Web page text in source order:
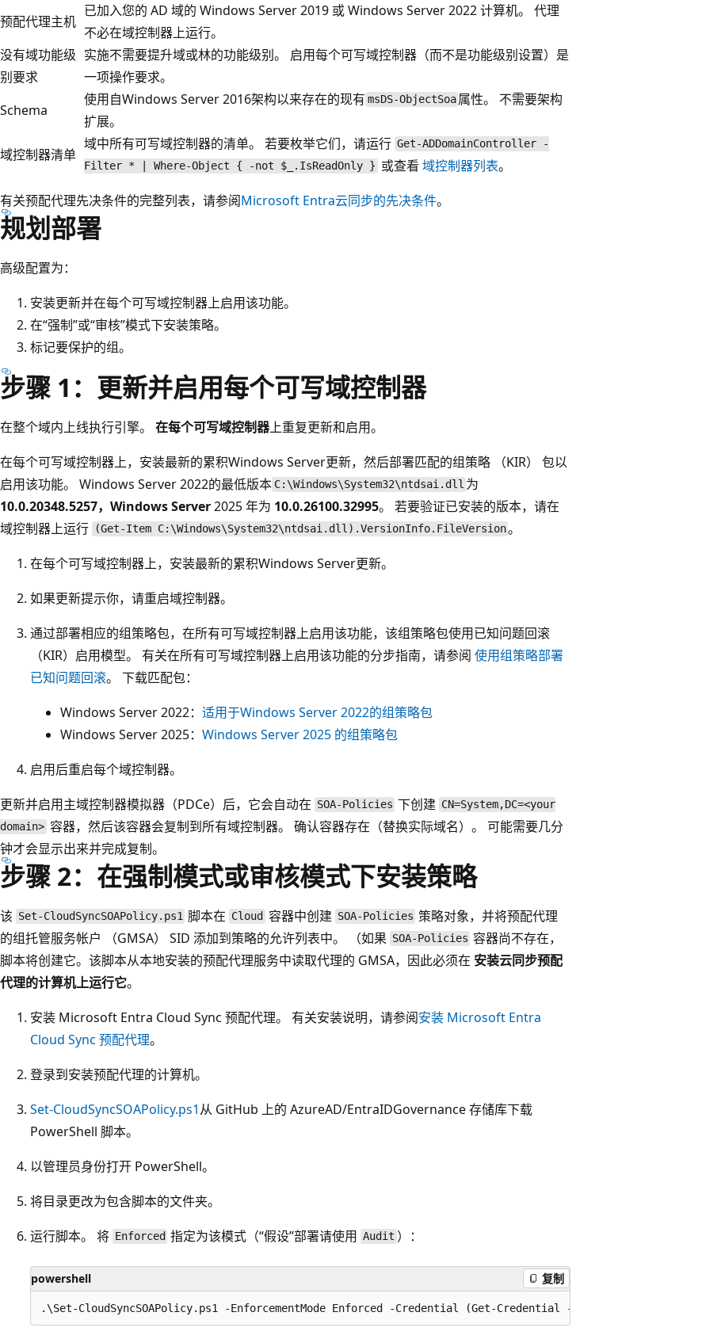
预配代理主机
已加入您的 AD 域的 Windows Server 2019 或 Windows Server 2022 计算机。 代理
不必在域控制器上运行。
没有域功能级
别要求
实施不需要提升域或林的功能级别。 启用每个可写域控制器（而不是功能级别设置）是
一项操作要求。
Schema
使用自Windows Server 2016架构以来存在的现有 msDS-ObjectSoa 属性。 不需要架构
扩展。
域控制器清单
域中所有可写域控制器的清单。 若要枚举它们，请运行 Get-ADDomainController -
Filter * | Where-Object { -not $_.IsReadOnly } 或查看 域控制器列表。
有关预配代理先决条件的完整列表，请参阅Microsoft Entra云同步的先决条件。
规划部署
高级配置为：
安装更新并在每个可写域控制器上启用该功能。
在“强制”或“审核”模式下安装策略。
标记要保护的组。
步骤 1：更新并启用每个可写域控制器
在整个域内上线执行引擎。 在每个可写域控制器上重复更新和启用。
在每个可写域控制器上，安装最新的累积Windows Server更新，然后部署匹配的组策略 （KIR） 包以
启用该功能。 Windows Server 2022的最低版本 C:\Windows\System32\ntdsai.dll 为
10.0.20348.5257，Windows Server2025 年为 10.0.26100.32995。 若要验证已安装的版本，请在
域控制器上运行
(Get-Item C:\Windows\System32\ntdsai.dll).VersionInfo.FileVersion。
在每个可写域控制器上，安装最新的累积Windows Server更新。
如果更新提示你，请重启域控制器。
通过部署相应的组策略包，在所有可写域控制器上启用该功能，该组策略包使用已知问题回滚
（KIR）启用模型。 有关在所有可写域控制器上启用该功能的分步指南，请参阅 使用组策略部署
已知问题回滚。 下载匹配包：
Windows Server 2022： 适用于Windows Server 2022的组策略包
Windows Server 2025： Windows Server 2025 的组策略包
启用后重启每个域控制器。
更新并启用主域控制器模拟器（PDCe）后，它会自动在 SOA-Policies 下创建 CN=System,DC=<your
domain> 容器，然后该容器会复制到所有域控制器。 确认容器存在（替换实际域名）。 可能需要几分
钟才会显示出来并完成复制。
步骤 2：在强制模式或审核模式下安装策略
该 Set-CloudSyncSOAPolicy.ps1 脚本在 Cloud 容器中创建 SOA-Policies 策略对象，并将预配代理
的组托管服务帐户 （GMSA） SID 添加到策略的允许列表中。 （如果 SOA-Policies 容器尚不存在，
脚本将创建它。该脚本从本地安装的预配代理服务中读取代理的 GMSA，因此必须在 安装云同步预配
代理的计算机上运行它。
安装 Microsoft Entra Cloud Sync 预配代理。 有关安装说明，请参阅安装 Microsoft Entra
Cloud Sync 预配代理。
登录到安装预配代理的计算机。
Set-CloudSyncSOAPolicy.ps1从 GitHub 上的 AzureAD/EntraIDGovernance 存储库下载
PowerShell 脚本。
以管理员身份打开 PowerShell。
将目录更改为包含脚本的文件夹。
运行脚本。 将 Enforced 指定为该模式（“假设”部署请使用Audit ）：
powershell 复制